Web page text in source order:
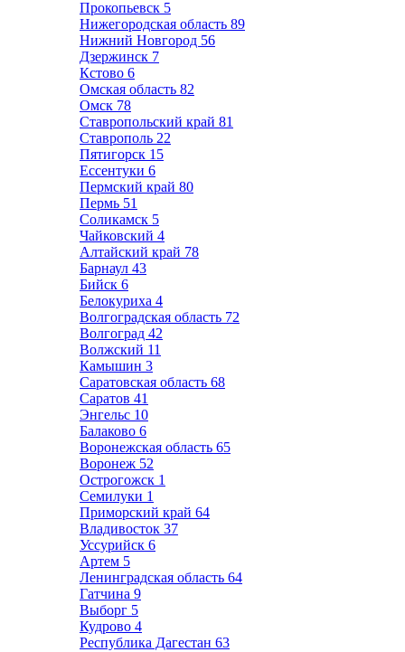
Прокопьевск 5
Нижегородская область 89
Нижний Новгород 56
Дзержинск 7
Кстово 6
Омская область 82
Омск 78
Ставропольский край 81
Ставрополь 22
Пятигорск 15
Ессентуки 6
Пермский край 80
Пермь 51
Соликамск 5
Чайковский 4
Алтайский край 78
Барнаул 43
Бийск 6
Белокуриха 4
Волгоградская область 72
Волгоград 42
Волжский 11
Камышин 3
Саратовская область 68
Саратов 41
Энгельс 10
Балаково 6
Воронежская область 65
Воронеж 52
Острогожск 1
Семилуки 1
Приморский край 64
Владивосток 37
Уссурийск 6
Артем 5
Ленинградская область 64
Гатчина 9
Выборг 5
Кудрово 4
Республика Дагестан 63